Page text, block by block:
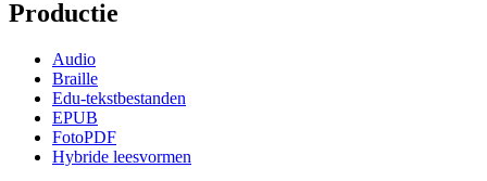
Productie
Audio
Braille
Edu-tekstbestanden
EPUB
FotoPDF
Hybride leesvormen